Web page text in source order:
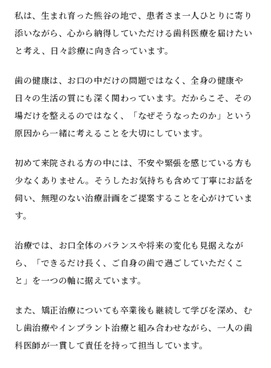
私は、生まれ育った熊谷の地で、患者さま一人ひとりに寄り
添いながら、心から納得していただける歯科医療を届けたい
と考え、日々診療に向き合っています。
歯の健康は、お口の中だけの問題ではなく、全身の健康や
日々の生活の質にも深く関わっています。だからこそ、その
場だけを整えるのではなく、「なぜそうなったのか」という
原因から一緒に考えることを大切にしています。
初めて来院される方の中には、不安や緊張を感じている方も
少なくありません。そうしたお気持ちも含めて丁寧にお話を
伺い、無理のない治療計画をご提案することを心がけていま
す。
治療では、お口全体のバランスや将来の変化も見据えなが
ら、「できるだけ長く、ご自身の歯で過ごしていただくこ
と」を一つの軸に据えています。
また、矯正治療についても卒業後も継続して学びを深め、む
し歯治療やインプラント治療と組み合わせながら、一人の歯
科医師が一貫して責任を持って担当しています。